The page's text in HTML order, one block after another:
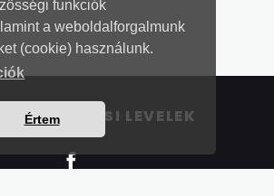
funkciók
a weboldalforgalmunk
(cookie) használunk.
Értem LEVELEK